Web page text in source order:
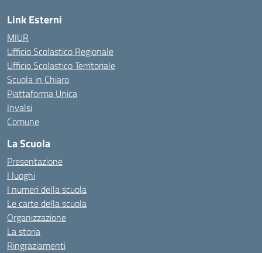
Link Esterni
MIUR
Ufficio Scolastico Regionale
Ufficio Scolastico Territoriale
Scuola in Chiaro
Piattaforma Unica
Invalsi
Comune
La Scuola
Presentazione
I luoghi
I numeri della scuola
Le carte della scuola
Organizzazione
La storia
Ringraziamenti